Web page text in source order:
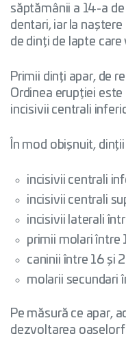
săptămânii a 14-a
dentari, iar la
de dinți de lapte care
Primii dinți apar, de
Ordinea erupției
incisivii centrali
În mod obișnuit,
incisivii centrali
incisivii centrali
incisivii laterali
primii molari între
caninii între 16 și
molarii secundari
Pe măsură ce apar,
dezvoltarea oaselor